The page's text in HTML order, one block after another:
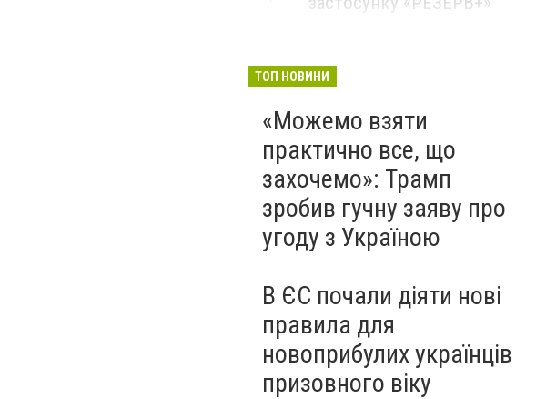
ТОП НОВИНИ
«Можемо взяти
практично все, що
захочемо»: Трамп
зробив гучну заяву про
угоду з Україною
В ЄС почали діяти нові
правила для
новоприбулих українців
призовного віку